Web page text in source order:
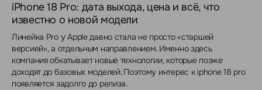
iPhone 18 Pro: дата выхода, цена и всё, что
известно о новой модели
Линейка Pro у Apple давно стала не просто «старшей
версией», а отдельным направлением. Именно здесь
компания обкатывает новые технологии, которые позже
доходят до базовых моделей. Поэтому интерес к iphone 18 pro
появляется задолго до релиза.